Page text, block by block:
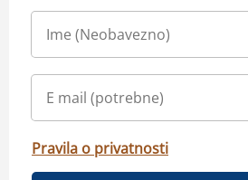
Pravila o privatnosti